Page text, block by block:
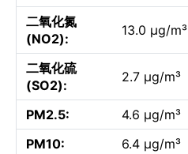
二氧化氮
(NO2):
13.0 µg/m³
二氧化硫
(SO2):
2.7 µg/m³
PM2.5:
4.6 µg/m³
PM10:
6.4 µg/m³